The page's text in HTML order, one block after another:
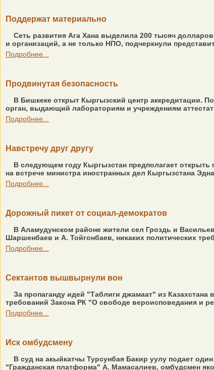
Поддержат материально
Сеть развития Ага Хана выделила 200 тысяч
и организаций, а не только НПО, подчеркнули
Подробнее...
Продвинутая безопасность
В Бишкеке открыт Кыргызский центр аккредитации.
орган, выдающий лабораториям и учреждениям
Подробнее...
Навстречу друг другу
В следующем году Кыргызстан предполагает
на встрече министра иностранных дел Кыргызстана
Подробнее...
Дорожный пикет от социал-демократов
В Аламудунском районе жители сел Гроздь и
Шаршенбаев и А. Тойгонбаев, никаких политических
Подробнее...
Сектантов вышвырнули вон
За пропаганду идей "Таблиги джамаат" из
требований Закона РК "О свободе вероисповедания и
Подробнее...
Иск омбудсмену
В суд на акыйкатчы Турсунбая Бакир уулу подает
"Гражданская платформа" А. Мамасалиев, омбудсмен